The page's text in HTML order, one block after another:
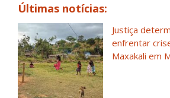
Últimas notícias:
Justiça
enfrentar
Maxakali em